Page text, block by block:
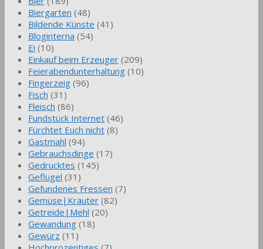
Biergarten (48)
Bildende Künste (41)
Bloginterna (54)
Ei (10)
Einkauf beim Erzeuger (209)
Feierabendunterhaltung (10)
Fingerzeig (96)
Fisch (31)
Fleisch (86)
Fundstück Internet (46)
Fürchtet Euch nicht (8)
Gastmahl (94)
Gebrauchsdinge (17)
Gedrucktes (145)
Geflügel (31)
Gefundenes Fressen (7)
Gemüse|Kräuter (82)
Getreide|Mehl (20)
Gewandung (18)
Gewürz (11)